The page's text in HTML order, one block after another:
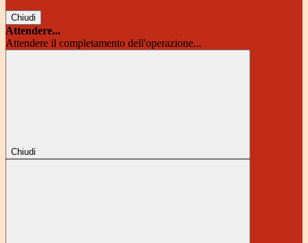
Chiudi
Attendere...
Attendere il completamento dell'operazione...
Chiudi